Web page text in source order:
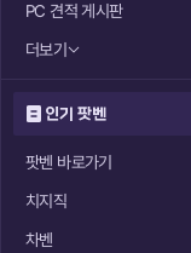
PC 견적 게시판
더보기
인기 팟벤
팟벤 바로가기
치지직
차벤